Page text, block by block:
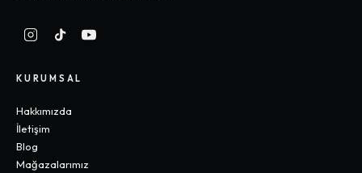
KURUMSAL
Hakkımızda
İletişim
Blog
Mağazalarımız